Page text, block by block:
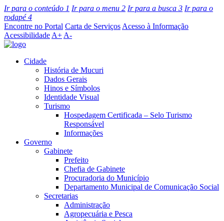
Ir para o conteúdo 1 Ir para o menu 2 Ir para a busca 3 Ir para o
rodapé4
Encontre no Portal Carta de Serviços Acesso à Informação
Acessibilidade A+ A-
Cidade
História de Mucuri
Dados Gerais
Hinos e Símbolos
Identidade Visual
Turismo
Hospedagem Certificada – Selo Turismo
Responsável
Informações
Governo
Gabinete
Prefeito
Chefia de Gabinete
Procuradoria do Município
Departamento Municipal de Comunicação Social
Secretarias
Administração
Agropecuária e Pesca